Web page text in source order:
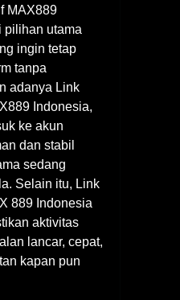
MAX889
pilihan utama
ingin tetap
tanpa
adanya Link
Indonesia,
ke akun
dan stabil
sedang
Selain itu, Link
889 Indonesia
aktivitas
lancar, cepat,
kapan pun